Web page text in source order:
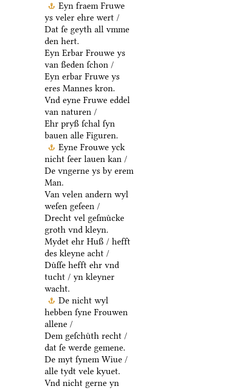
Eyn fraem Fruwe
ys veler ehre wert /
Dat ſe geyth all vmme
den hert.
Eyn Erbar Frouwe ys
van ßeden ſchon /
Eyn erbar Fruwe ys
eres Mannes kron.
Vnd eyne Fruwe eddel
van naturen /
Ehr pryß ſchal ſyn
bauen alle Figuren.
Eyne Frouwe yck
nicht ſeer lauen kan /
De vngerne ys by erem
Man.
Van velen andern wyl
weſen geſeen /
Drecht vel geſmuͤcke
groth vnd kleyn.
Mydet ehr Huß / hefft
des kleyne acht /
Duͤſſe hefft ehr vnd
tucht / yn kleyner
wacht.
De nicht wyl
hebben ſyne Frouwen
allene /
Dem geſchuͤth recht /
dat ſe werde gemene.
De myt ſynem Wiue /
alle tydt vele kyuet.
Vnd nicht gerne yn